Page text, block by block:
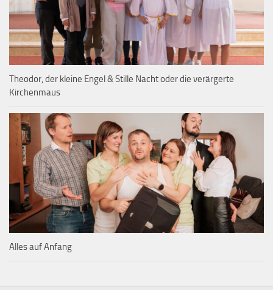
Theodor, der kleine Engel & Stille Nacht oder die verärgerte
Kirchenmaus
Alles auf Anfang